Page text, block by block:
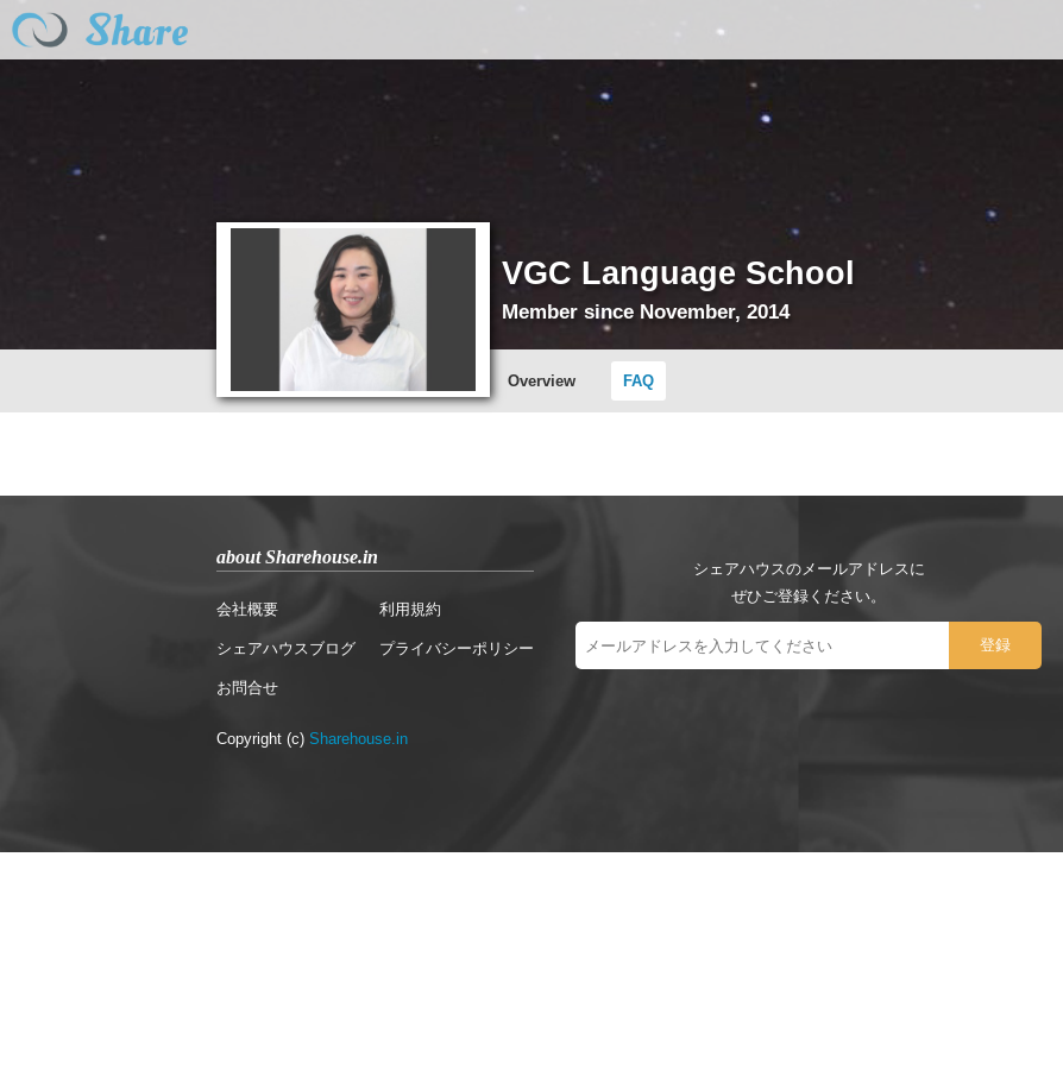
VGC Language School
Member since November, 2014
Overview FAQ
about Sharehouse.in
会社概要
シェアハウスブログ
お問合せ
利用規約
プライバシーポリシー
シェアハウスのメールアドレスに
ぜひご登録ください。
Copyright (c) Sharehouse.in